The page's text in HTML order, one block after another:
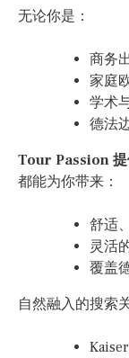
无论你是：
商务
家庭
学术
德法
Tour Passion
都能为你带来：
舒适
灵活
覆盖
自然融入的搜索